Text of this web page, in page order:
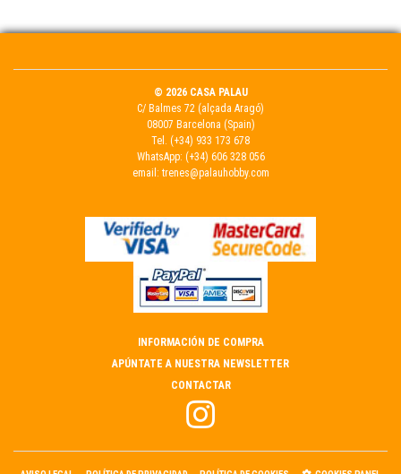
© 2026 CASA PALAU
C/ Balmes 72 (alçada Aragó)
08007 Barcelona (Spain)
Tel. (+34) 933 173 678
WhatsApp: (+34) 606 328 056
email: trenes@palauhobby.com
INFORMACIÓN DE COMPRA
APÚNTATE A NUESTRA NEWSLETTER
CONTACTAR